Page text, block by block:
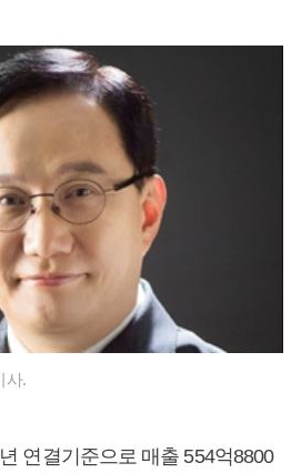
사.
연결기준으로 매출 554억8800